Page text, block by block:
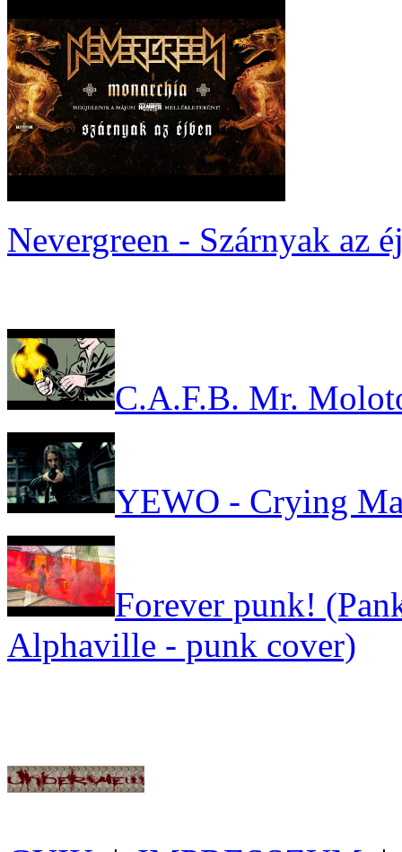
Nevergreen - Szárnyak az
C.A.F.B. Mr.
YEWO - Crying
Forever punk!
Alphaville - punk cover)